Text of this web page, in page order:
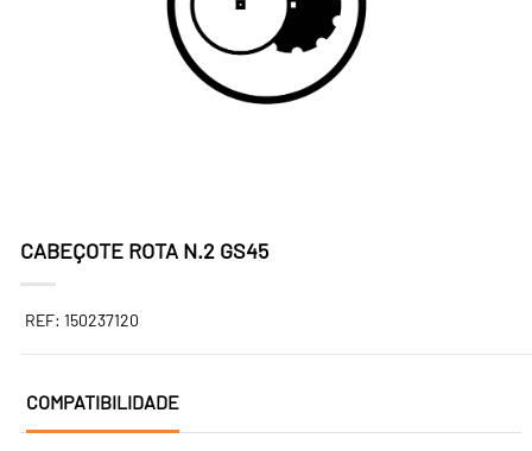
CABEÇOTE ROTA N.2 GS45
REF: 150237120
COMPATIBILIDADE